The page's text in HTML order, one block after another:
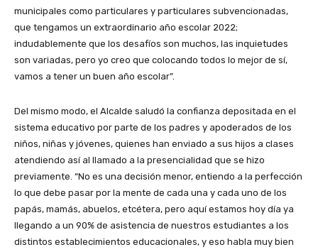
municipales como particulares y particulares subvencionadas,
que tengamos un extraordinario año escolar 2022;
indudablemente que los desafíos son muchos, las inquietudes
son variadas, pero yo creo que colocando todos lo mejor de sí,
vamos a tener un buen año escolar”.
Del mismo modo, el Alcalde saludó la confianza depositada en el
sistema educativo por parte de los padres y apoderados de los
niños, niñas y jóvenes, quienes han enviado a sus hijos a clases
atendiendo así al llamado a la presencialidad que se hizo
previamente. “No es una decisión menor, entiendo a la perfección
lo que debe pasar por la mente de cada una y cada uno de los
papás, mamás, abuelos, etcétera, pero aquí estamos hoy día ya
llegando a un 90% de asistencia de nuestros estudiantes a los
distintos establecimientos educacionales, y eso habla muy bien